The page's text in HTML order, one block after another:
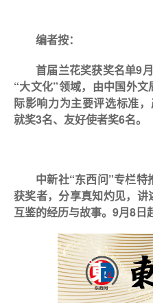
编者按：
首届兰花奖获奖名单9
“大文化”领域，由中国外
际影响力为主要评选标准
就奖3名、友好使者奖6名。
中新社“东西问”专栏
获奖者，分享真知灼见，
互鉴的经历与故事。9月8日